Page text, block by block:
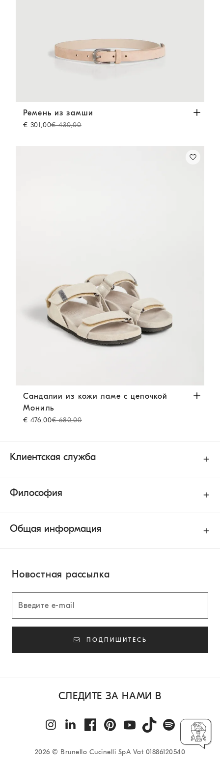
Ремень из замши Светло-бежевый
Ремень из замши
€ 301,00€ 430,00
Сандалии из кожи ламе с цепочкой Мониль Бежевый
Сандалии из кожи ламе с цепочкой
Мониль
€ 476,00€ 680,00
Клиентская служба
Философия
Общая информация
Новостная рассылка
ПОДПИШИТЕСЬ
СЛЕДИТЕ ЗА НАМИ В
2026 © Brunello Cucinelli SpA Vat 01886120540